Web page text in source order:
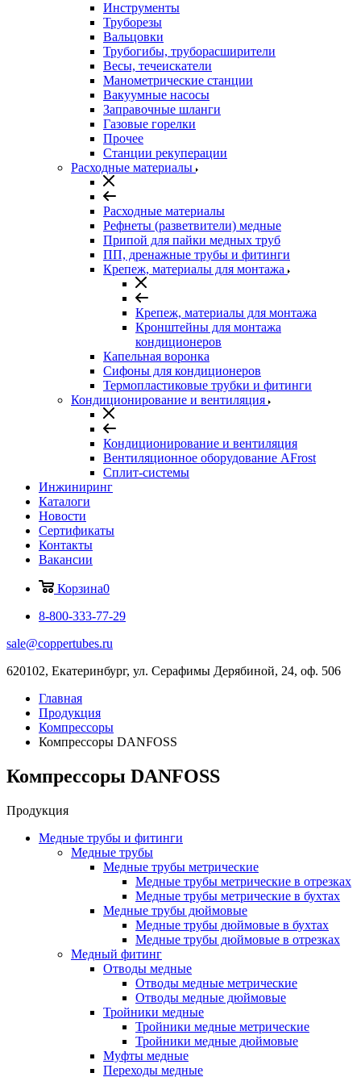
Инструменты
Труборезы
Вальцовки
Трубогибы, труборасширители
Весы, течеискатели
Манометрические станции
Вакуумные насосы
Заправочные шланги
Газовые горелки
Прочее
Станции рекуперации
Расходные материалы
Расходные материалы
Рефнеты (разветвители) медные
Припой для пайки медных труб
ПП, дренажные трубы и фитинги
Крепеж, материалы для монтажа
Крепеж, материалы для монтажа
Кронштейны для монтажа
кондиционеров
Капельная воронка
Сифоны для кондиционеров
Термопластиковые трубки и фитинги
Кондиционирование и вентиляция
Кондиционирование и вентиляция
Вентиляционное оборудование AFrost
Сплит-системы
Инжиниринг
Каталоги
Новости
Сертификаты
Контакты
Вакансии
Корзина0
8-800-333-77-29
sale@coppertubes.ru
620102, Екатеринбург, ул. Серафимы Дерябиной, 24, оф. 506
Главная
Продукция
Компрессоры
Компрессоры DANFOSS
Компрессоры DANFOSS
Продукция
Медные трубы и фитинги
Медные трубы
Медные трубы метрические
Медные трубы метрические в отрезках
Медные трубы метрические в бухтах
Медные трубы дюймовые
Медные трубы дюймовые в бухтах
Медные трубы дюймовые в отрезках
Медный фитинг
Отводы медные
Отводы медные метрические
Отводы медные дюймовые
Тройники медные
Тройники медные метрические
Тройники медные дюймовые
Муфты медные
Переходы медные